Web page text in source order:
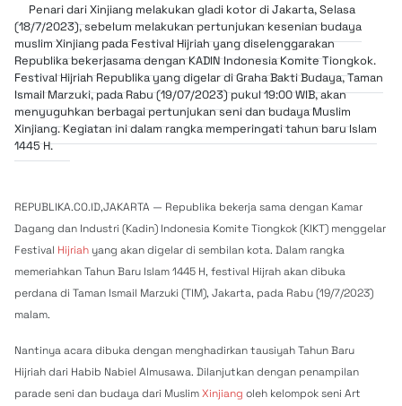
Penari dari Xinjiang melakukan gladi kotor di Jakarta, Selasa
(18/7/2023), sebelum melakukan pertunjukan kesenian budaya
muslim Xinjiang pada Festival Hijriah yang diselenggarakan
Republika bekerjasama dengan KADIN Indonesia Komite Tiongkok.
Festival Hijriah Republika yang digelar di Graha Bakti Budaya, Taman
Ismail Marzuki, pada Rabu (19/07/2023) pukul 19:00 WIB, akan
menyuguhkan berbagai pertunjukan seni dan budaya Muslim
Xinjiang. Kegiatan ini dalam rangka memperingati tahun baru Islam
1445 H.
REPUBLIKA.CO.ID,JAKARTA — Republika bekerja sama dengan Kamar
Dagang dan Industri (Kadin) Indonesia Komite Tiongkok (KIKT) menggelar
Festival Hijriah yang akan digelar di sembilan kota. Dalam rangka
memeriahkan Tahun Baru Islam 1445 H, festival Hijrah akan dibuka
perdana di Taman Ismail Marzuki (TIM), Jakarta, pada Rabu (19/7/2023)
malam.
Nantinya acara dibuka dengan menghadirkan tausiyah Tahun Baru
Hijriah dari Habib Nabiel Almusawa. Dilanjutkan dengan penampilan
parade seni dan budaya dari MuslimXinjiang oleh kelompok seni Art